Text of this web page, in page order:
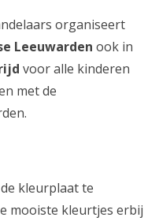
organiseert
Leeuwarden ook in
voor alle kinderen
met de
kleurplaat te
mooiste kleurtjes erbij